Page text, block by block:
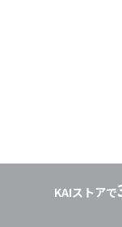
KAIストアで